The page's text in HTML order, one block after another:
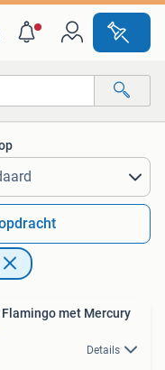
met Mercury
Details